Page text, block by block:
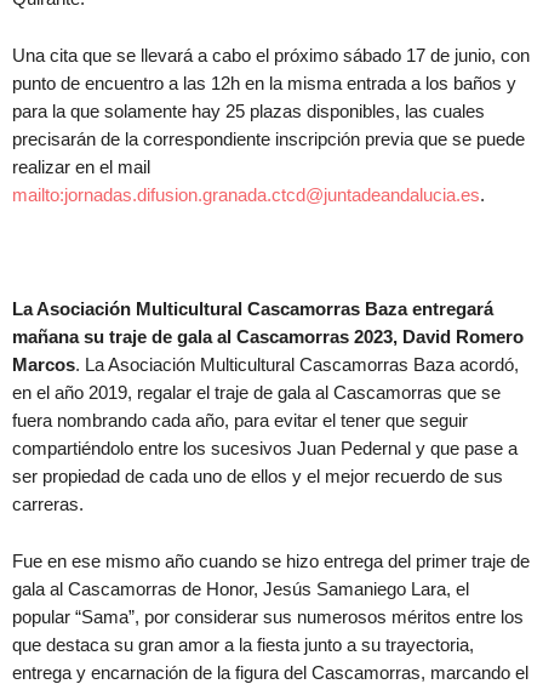
Una cita que se llevará a cabo el próximo sábado 17 de junio, con
punto de encuentro a las 12h en la misma entrada a los baños y
para la que solamente hay 25 plazas disponibles, las cuales
precisarán de la correspondiente inscripción previa que se puede
realizar en el mail
mailto:jornadas.difusion.granada.ctcd@juntadeandalucia.es.
La Asociación Multicultural Cascamorras Baza entregará
mañana su traje de gala al Cascamorras 2023, David Romero
Marcos. La Asociación Multicultural Cascamorras Baza acordó,
en el año 2019, regalar el traje de gala al Cascamorras que se
fuera nombrando cada año, para evitar el tener que seguir
compartiéndolo entre los sucesivos Juan Pedernal y que pase a
ser propiedad de cada uno de ellos y el mejor recuerdo de sus
carreras.
Fue en ese mismo año cuando se hizo entrega del primer traje de
gala al Cascamorras de Honor, Jesús Samaniego Lara, el
popular “Sama”, por considerar sus numerosos méritos entre los
que destaca su gran amor a la fiesta junto a su trayectoria,
entrega y encarnación de la figura del Cascamorras, marcando el